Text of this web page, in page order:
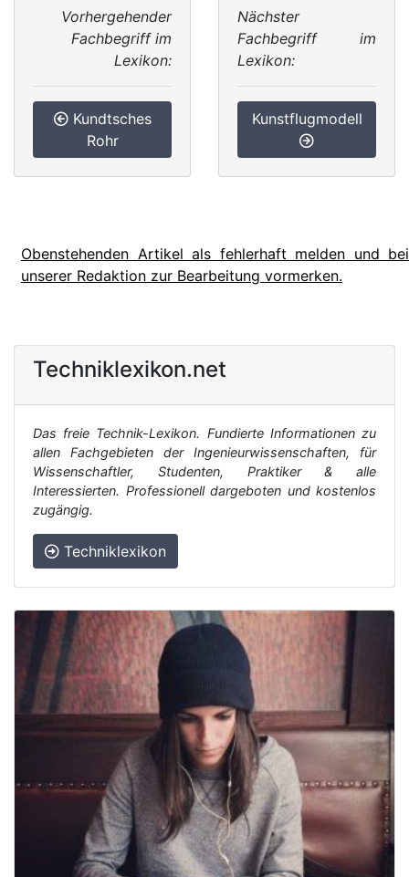
Vorhergehender
Fachbegriff im
Lexikon:
Kundtsches
Rohr
Nächster
Fachbegriff im
Lexikon:
Kunstflugmodell
Obenstehenden Artikel als fehlerhaft melden und bei
unserer Redaktion zur Bearbeitung vormerken.
Techniklexikon.net
Das freie Technik-Lexikon. Fundierte Informationen zu
allen Fachgebieten der Ingenieurwissenschaften, für
Wissenschaftler, Studenten, Praktiker & alle
Interessierten. Professionell dargeboten und kostenlos
zugängig.
Techniklexikon